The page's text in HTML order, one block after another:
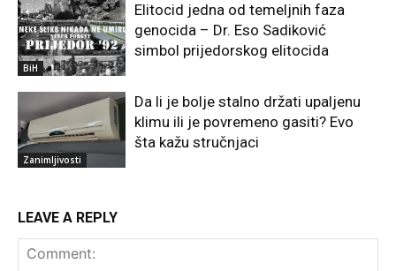
BiH
Elitocid jedna od temeljnih faza
genocida – Dr. Eso Sadiković
simbol prijedorskog elitocida
Zanimljivosti
Da li je bolje stalno držati upaljenu
klimu ili je povremeno gasiti? Evo
šta kažu stručnjaci
LEAVE A REPLY